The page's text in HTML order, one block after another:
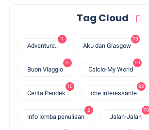
Tag Cloud
Adventure..
1
Aku dan Glasgow
78
Buon Viaggio
5
Calcio-My World
10
Cerita Pendek
10
che interessante
32
info lomba penulisan
2
Jalan-Jalan
70